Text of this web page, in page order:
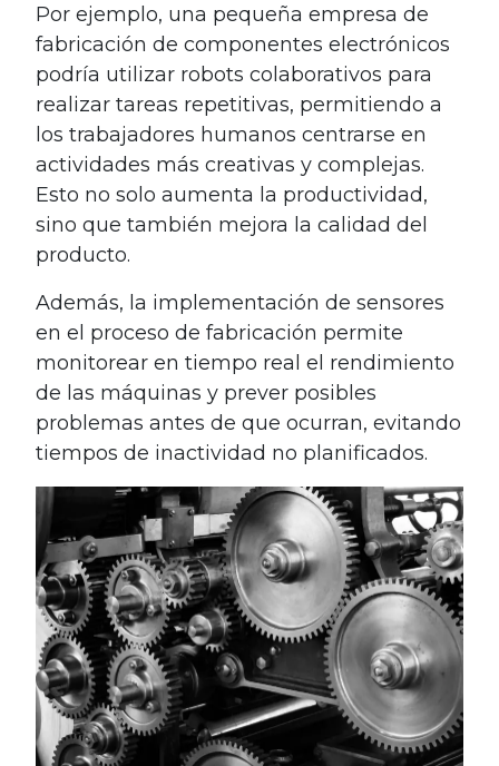
Por ejemplo, una pequeña empresa de
fabricación de componentes electrónicos
podría utilizar robots colaborativos para
realizar tareas repetitivas, permitiendo a
los trabajadores humanos centrarse en
actividades más creativas y complejas.
Esto no solo aumenta la productividad,
sino que también mejora la calidad del
producto.
Además, la implementación de sensores
en el proceso de fabricación permite
monitorear en tiempo real el rendimiento
de las máquinas y prever posibles
problemas antes de que ocurran, evitando
tiempos de inactividad no planificados.